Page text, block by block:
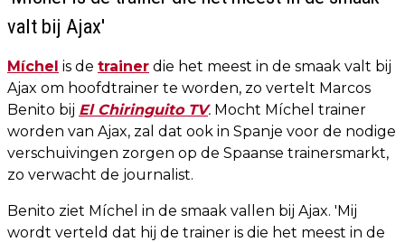
valt bij Ajax'
Míchel is de trainer die het meest in de smaak valt bij
Ajax om hoofdtrainer te worden, zo vertelt Marcos
Benito bij El Chiringuito TV. Mocht Míchel trainer
worden van Ajax, zal dat ook in Spanje voor de nodige
verschuivingen zorgen op de Spaanse trainersmarkt,
zo verwacht de journalist.
Benito ziet Míchel in de smaak vallen bij Ajax. 'Mij
wordt verteld dat hij de trainer is die het meest in de